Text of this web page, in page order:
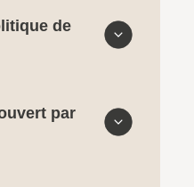
de
par